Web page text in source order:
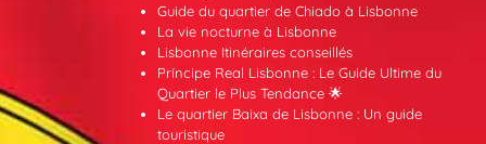
Guide du quartier de Chiado à Lisbonne
La vie nocturne à Lisbonne
Lisbonne Itinéraires conseillés
Príncipe Real Lisbonne : Le Guide Ultime du
Quartier le Plus Tendance 🌟
Le quartier Baixa de Lisbonne : Un guide
touristique